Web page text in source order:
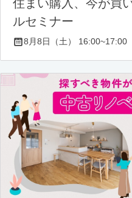
住まい購入、今が買
ルセミナー
8月8日（土） 16:00~17:00